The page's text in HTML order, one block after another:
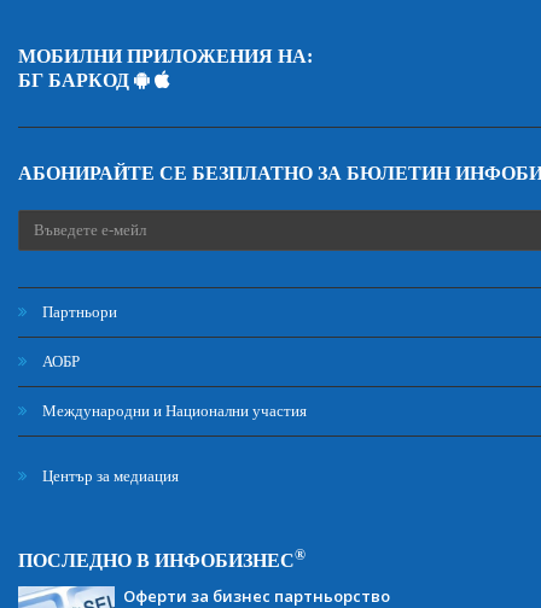
МОБИЛНИ ПРИЛОЖЕНИЯ НА:
БГ БАРКОД
АБОНИРАЙТЕ СЕ БЕЗПЛАТНО ЗА БЮЛЕТИН
Партньори
АОБР
Международни и Национални участия
Център за медиация
ПОСЛЕДНО В ИНФОБИЗНЕС®
Оферти за бизнес партньорство